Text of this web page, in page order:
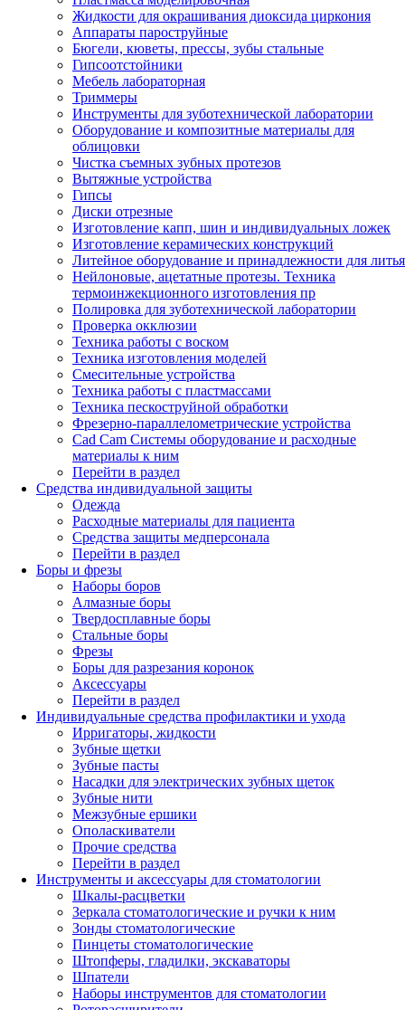
Жидкости для окрашивания диоксида циркония
Аппараты пароструйные
Бюгели, кюветы, прессы, зубы стальные
Гипсоотстойники
Мебель лабораторная
Триммеры
Инструменты для зуботехнической лаборатории
Оборудование и композитные материалы для
облицовки
Чистка съемных зубных протезов
Вытяжные устройства
Гипсы
Диски отрезные
Изготовление капп, шин и индивидуальных ложек
Изготовление керамических конструкций
Литейное оборудование и принадлежности для литья
Нейлоновые, ацетатные протезы. Техника
термоинжекционного изготовления пр
Полировка для зуботехнической лаборатории
Проверка окклюзии
Техника работы с воском
Техника изготовления моделей
Смесительные устройства
Техника работы с пластмассами
Техника пескоструйной обработки
Фрезерно-параллелометрические устройства
Cad Cam Системы оборудование и расходные
материалы к ним
Перейти в раздел
Средства индивидуальной защиты
Одежда
Расходные материалы для пациента
Средства защиты медперсонала
Перейти в раздел
Боры и фрезы
Наборы боров
Алмазные боры
Твердосплавные боры
Стальные боры
Фрезы
Боры для разрезания коронок
Аксессуары
Перейти в раздел
Индивидуальные средства профилактики и ухода
Ирригаторы, жидкости
Зубные щетки
Зубные пасты
Насадки для электрических зубных щеток
Зубные нити
Межзубные ершики
Ополаскиватели
Прочие средства
Перейти в раздел
Инструменты и аксессуары для стоматологии
Шкалы-расцветки
Зеркала стоматологические и ручки к ним
Зонды стоматологические
Пинцеты стоматологические
Штопферы, гладилки, экскаваторы
Шпатели
Наборы инструментов для стоматологии